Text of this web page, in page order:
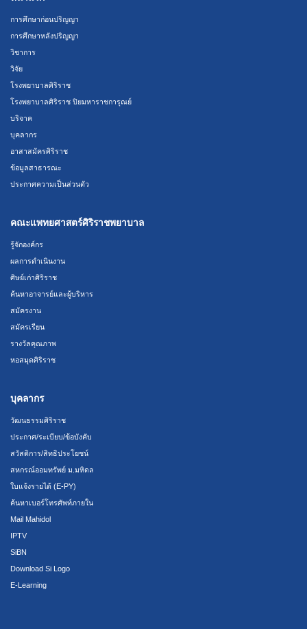
การศึกษาก่อนปริญญา
การศึกษาหลังปริญญา
วิชาการ
วิจัย
โรงพยาบาลศิริราช
โรงพยาบาลศิริราช ปิยมหาราชการุณย์
บริจาค
บุคลากร
อาสาสมัครศิริราช
ข้อมูลสาธารณะ
ประกาศความเป็นส่วนตัว
คณะแพทยศาสตร์ศิริราชพยาบาล
รู้จักองค์กร
ผลการดำเนินงาน
ศิษย์เก่าศิริราช
ค้นหาอาจารย์และผู้บริหาร
สมัครงาน
สมัครเรียน
รางวัลคุณภาพ
หอสมุดศิริราช
บุคลากร
วัฒนธรรมศิริราช
ประกาศ/ระเบียบ/ข้อบังคับ
สวัสดิการ/สิทธิประโยชน์
สหกรณ์ออมทรัพย์ ม.มหิดล
ใบแจ้งรายได้ (E-PY)
ค้นหาเบอร์โทรศัพท์ภายใน
Mail Mahidol
IPTV
SiBN
Download Si Logo
E-Learning